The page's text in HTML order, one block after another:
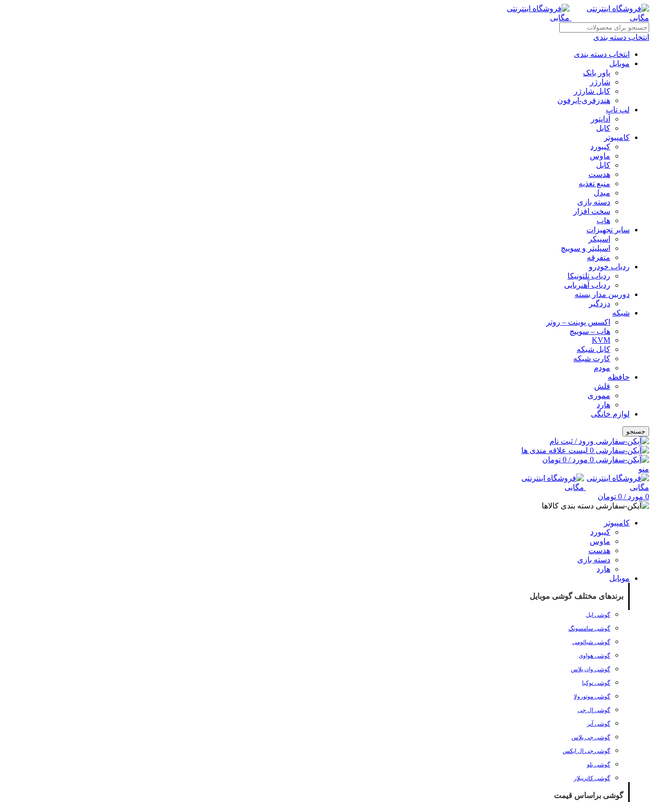
انتخاب دسته بندی
انتخاب دسته بندی
موبایل
پاور بانک
شارژر
کابل شارژر
هندزفری-ایرفون
لپ تاپ
آداپتور
کابل
کامپیوتر
کیبورد
ماوس
کابل
هدست
منبع تغذیه
مبدل
دسته بازی
سخت افزار
هاب
سایر تجهیزات
اسپیکر
اسپلیتر و سوییچ
متفرقه
ردیاب خودرو
ردیاب تلتونیکا
ردیاب آهنربایی
دوربین مدار بسته
دزدگیر
شبکه
اکسس پوینت – روتر
هاب – سوییچ
KVM
کابل شبکه
کارت شبکه
مودم
حافظه
فلش
مموری
هارد
لوازم خانگی
جستجو
ورود / ثبت نام
0 لیست علاقه مندی ها
0 مورد/
0 تومان
منو
0 مورد/
0 تومان
دسته بندی کالاها
کامپیوتر
کیبورد
ماوس
هدست
دسته بازی
هارد
موبایل
برندهای مختلف گوشی موبایل
گوشی اپل
گوشی سامسونگ
گوشی شیائومی
گوشی هواوی
گوشی وان پلاس
گوشی نوکیا
گوشی موتورولا
گوشی ال جی
گوشی آنر
گوشی جی پلاس
گوشی جی ال ایکس
گوشی بلو
گوشی کاترپیلار
گوشی براساس قیمت